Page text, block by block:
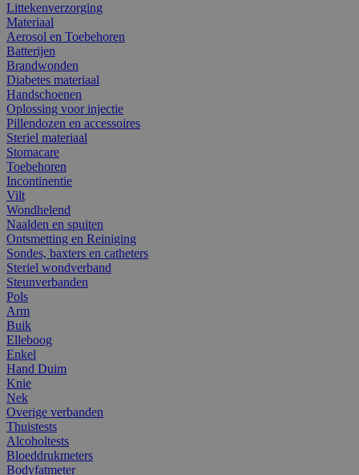
Littekenverzorging
Materiaal
Aerosol en Toebehoren
Batterijen
Brandwonden
Diabetes materiaal
Handschoenen
Oplossing voor injectie
Pillendozen en accessoires
Steriel materiaal
Stomacare
Toebehoren
Incontinentie
Vilt
Wondhelend
Naalden en spuiten
Ontsmetting en Reiniging
Sondes, baxters en catheters
Steriel wondverband
Steunverbanden
Pols
Arm
Buik
Elleboog
Enkel
Hand Duim
Knie
Nek
Overige verbanden
Thuistests
Alcoholtests
Bloeddrukmeters
Bodyfatmeter